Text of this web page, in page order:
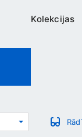
Kolekcijas